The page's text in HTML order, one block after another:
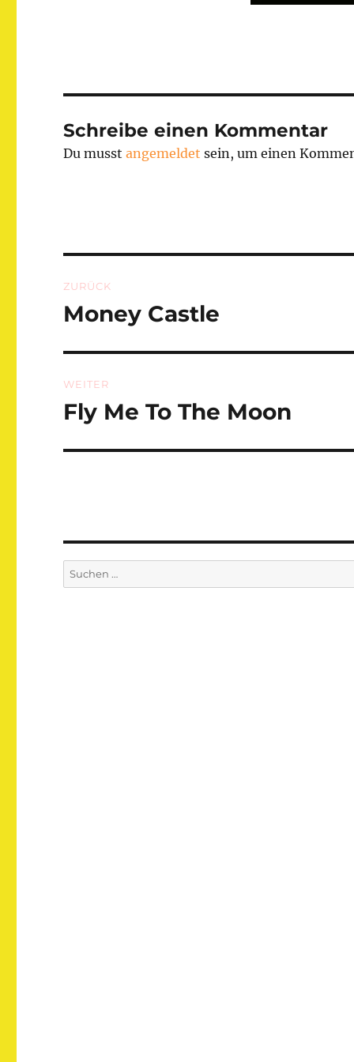
Schreibe einen Kommentar
Du musstangemeldet sein, um einen
ZURÜCK
Vorheriger
Money Castle
WEITER
Nächster
Fly Me To The Moon
Suchen
nach: